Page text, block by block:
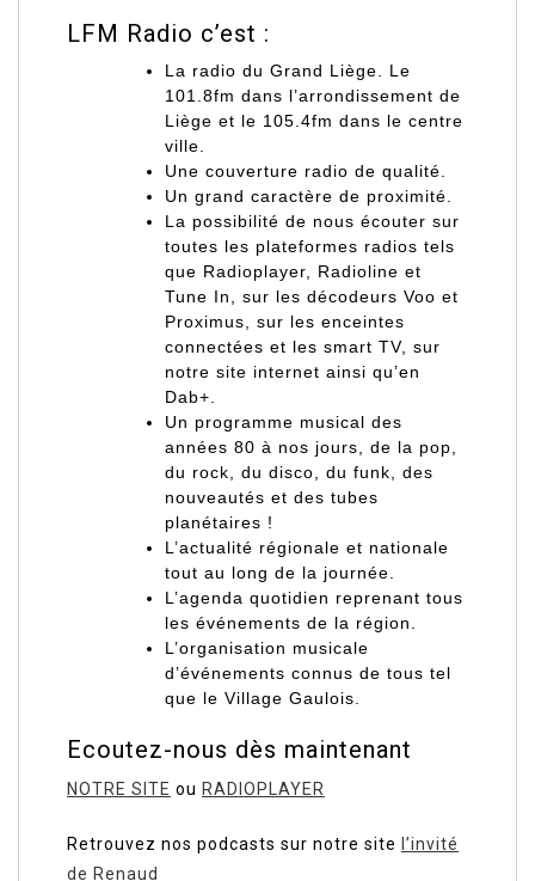
LFM Radio c’est :
La radio du Grand Liège. Le
101.8fm dans l’arrondissement de
Liège et le 105.4fm dans le centre
ville.
Une couverture radio de qualité
Un grand caractère de proximité
La possibilité de nous écouter sur
toutes les plateformes radios tels
que Radioplayer, Radioline et
Tune In, sur les décodeurs Voo et
Proximus, sur les enceintes
connectées et les smart TV, sur
notre site internet ainsi qu’en
Dab+.
Un programme musical des
années 80 à nos jours, de la pop,
du rock, du disco, du funk, des
nouveautés et des tubes
planétaires !
L’actualité régionale et nationale
tout au long de la journée.
L’agenda quotidien reprenant tous
les événements de la région.
L’organisation musicale
d’événements connus de tous tel
que le Village Gaulois.
Ecoutez-nous dès maintenant
NOTRE SITE ou RADIOPLAYER
Retrouvez nos podcasts sur notre site
l’invité
de Renaud